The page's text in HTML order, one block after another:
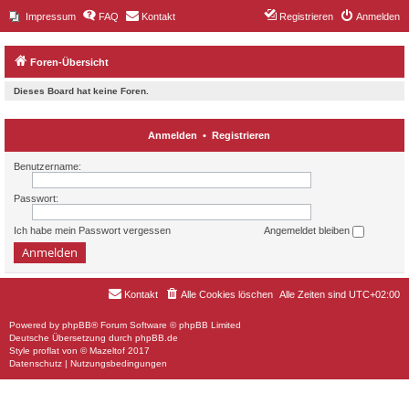
Impressum FAQ Kontakt Anmelden
Registrieren
Foren-Übersicht
Dieses Board hat keine Foren.
Anmelden • Registrieren
Benutzername:
Passwort:
Ich habe mein Passwort vergessen Angemeldet bleiben
Alle Zeiten sind UTC+02:00
Alle Cookies löschen
Kontakt
Powered by phpBB® Forum Software © phpBB Limited
Deutsche Übersetzung durch phpBB.de
Style proflat von ©Mazeltof 2017
Datenschutz | Nutzungsbedingungen